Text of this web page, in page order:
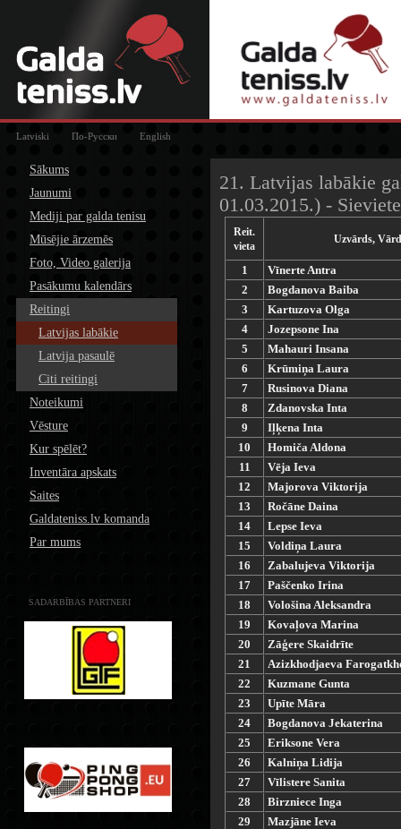
Latviski По-Русски English
Sākums
Jaunumi
Mediji par galda tenisu
Mūsējie ārzemēs
Foto, Video galerija
Pasākumu kalendārs
Reitingi
Latvijas labākie
Latvija pasaulē
Citi reitingi
Noteikumi
Vēsture
Kur spēlēt?
Inventāra apskats
Saites
Galdateniss.lv komanda
Par mums
SADARBĪBAS PARTNERI
21. Latvijas labākie
01.03.2015.) -
Reit.
vieta
Uzvārds,
1
Vīnerte Antra
2
Bogdanova Baiba
3
Kartuzova Olga
4
Jozepsone Ina
5
Mahauri Insana
6
Krūmiņa Laura
7
Rusinova Diana
8
Zdanovska Inta
9
Iļķena Inta
10
Homiča Aldona
11
Vēja Ieva
12
Majorova Viktorija
13
Ročāne Daina
14
Lepse Ieva
15
Voldiņa Laura
16
Zabalujeva Viktorija
17
Paščenko Irina
18
Vološina Aleksandra
19
Kovaļova Marina
20
Zāģere Skaidrīte
21
Azizkhodjaeva
22
Kuzmane Gunta
23
Upīte Māra
24
Bogdanova Jekaterina
25
Eriksone Vera
26
Kalniņa Lidija
27
Vīlistere Sanita
28
Birzniece Inga
29
Mazjāne Ieva